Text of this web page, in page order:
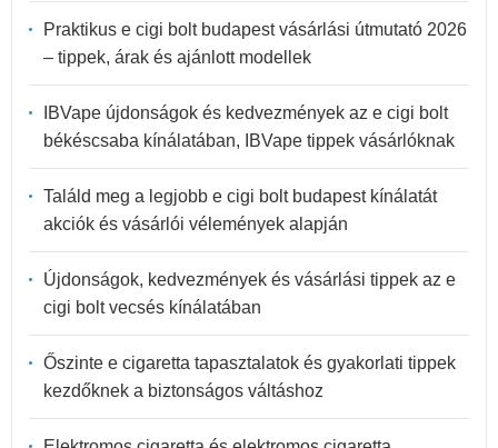
Praktikus e cigi bolt budapest vásárlási útmutató 2026
– tippek, árak és ajánlott modellek
IBVape újdonságok és kedvezmények az e cigi bolt
békéscsaba kínálatában, IBVape tippek vásárlóknak
Találd meg a legjobb e cigi bolt budapest kínálatát
akciók és vásárlói vélemények alapján
Újdonságok, kedvezmények és vásárlási tippek az e
cigi bolt vecsés kínálatában
Őszinte e cigaretta tapasztalatok és gyakorlati tippek
kezdőknek a biztonságos váltáshoz